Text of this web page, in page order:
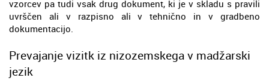
vzorcev pa tudi vsak drug dokument, ki je v skladu s pravili
uvrščen ali v razpisno ali v tehnično in v gradbeno
dokumentacijo.
Prevajanje vizitk iz nizozemskega v madžarski
jezik